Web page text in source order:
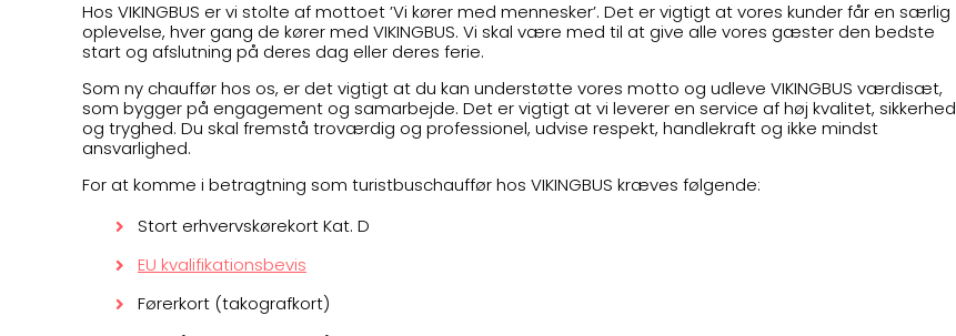
Hos VIKINGBUS er vi stolte af mottoet ’Vi kører med mennesker’. Det er vigtigt at vores kunder får en særlig
oplevelse, hver gang de kører med VIKINGBUS. Vi skal være med til at give alle vores gæster den bedste
start og afslutning på deres dag eller deres ferie.
Som ny chauffør hos os, er det vigtigt at du kan understøtte vores motto og udleve VIKINGBUS værdisæt,
som bygger på engagement og samarbejde. Det er vigtigt at vi leverer en service af høj kvalitet, sikkerhed
og tryghed. Du skal fremstå troværdig og professionel, udvise respekt, handlekraft og ikke mindst
ansvarlighed.
For at komme i betragtning som turistbuschauffør hos VIKINGBUS kræves følgende:
Stort erhvervskørekort Kat. D
EU kvalifikationsbevis
Førerkort (takografkort)